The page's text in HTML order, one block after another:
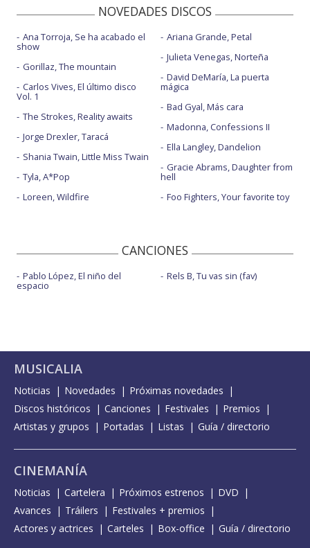
NOVEDADES DISCOS
Ana Torroja, Se ha acabado el
show
Gorillaz, The mountain
Carlos Vives, El último disco
Vol. 1
The Strokes, Reality awaits
Jorge Drexler, Taracá
Shania Twain, Little Miss Twain
Tyla, A*Pop
Loreen, Wildfire
Ariana Grande, Petal
Julieta Venegas, Norteña
David DeMaría, La puerta
mágica
Bad Gyal, Más cara
Madonna, Confessions II
Ella Langley, Dandelion
Gracie Abrams, Daughter from
hell
Foo Fighters, Your favorite toy
CANCIONES
Pablo López, El niño del
espacio
Rels B, Tu vas sin (fav)
MUSICALIA
Noticias Novedades
Próximas novedades
Discos históricos
Canciones Festivales
Premios
Artistas y grupos
Portadas Listas Guía / directorio
CINEMANÍA
Noticias Cartelera Próximos estrenos
DVD
Avances
Tráilers
Festivales + premios
Actores y actrices
Carteles Box-office Guía / directorio